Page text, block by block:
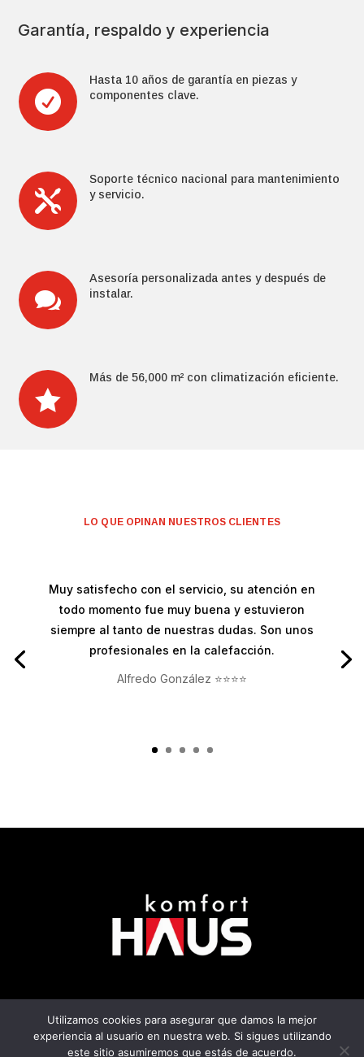
Garantía, respaldo y experiencia

Hasta 10 años de garantía en piezas y
componentes clave.

Soporte técnico nacional para mantenimiento
y servicio.

Asesoría personalizada antes y después de
instalar.

Más de 56,000 m² con climatización eficiente.
LO QUE OPINAN NUESTROS CLIENTES
Muy satisfecho con el servicio, su atención en
todo momento fue muy buena y estuvieron
siempre al tanto de nuestras dudas. Son unos
profesionales en la calefacción.
Alfredo González ⭐⭐⭐⭐
Aviso de privacidad
Utilizamos cookies para asegurar que damos la mejor
experiencia al usuario en nuestra web. Si sigues utilizando
este sitio asumiremos que estás de acuerdo.